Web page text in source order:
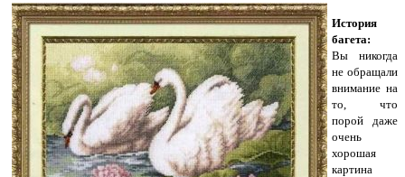
История
багета:
Вы никогда
не обращали
внимание на
то, что
порой даже
очень
хорошая
картина